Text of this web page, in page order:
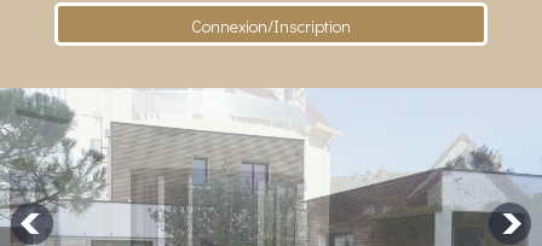
Connexion/Inscription